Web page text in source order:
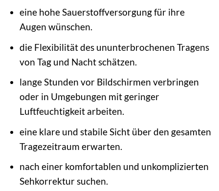
eine hohe Sauerstoffversorgung für ihre
Augen wünschen.
die Flexibilität des ununterbrochenen Tragens
von Tag und Nacht schätzen.
lange Stunden vor Bildschirmen verbringen
oder in Umgebungen mit geringer
Luftfeuchtigkeit arbeiten.
eine klare und stabile Sicht über den gesamten
Tragezeitraum erwarten.
nach einer komfortablen und unkomplizierten
Sehkorrektur suchen.